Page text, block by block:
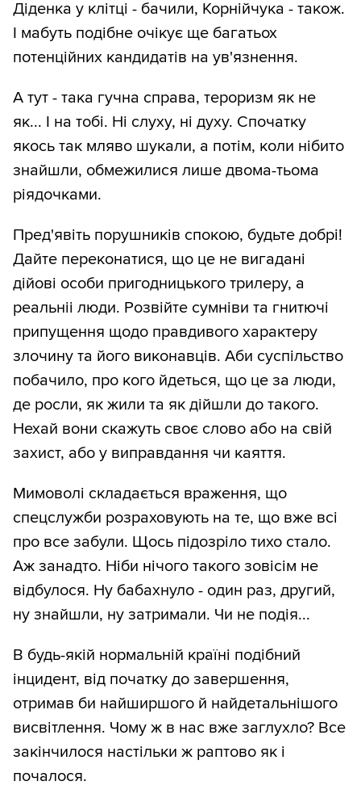
Діденка у клітці - бачили, Корнійчука - також.
І мабуть подібне очікує ще багатьох
потенційних кандидатів на ув'язнення.
А тут - така гучна справа, тероризм як не
як... І на тобі. Ні слуху, ні духу. Спочатку
якось так мляво шукали, а потім, коли нібито
знайшли, обмежилися лише двома-тьома
ріядочками.
Пред'явіть порушників спокою, будьте добрі!
Дайте переконатися, що це не вигадані
дійові особи пригодницького трилеру, а
реальніі люди. Розвійте сумніви та гнитючі
припущення щодо правдивого характеру
злочину та його виконавців. Аби суспільство
побачило, про кого йдеться, що це за люди,
де росли, як жили та як дійшли до такого.
Нехай вони скажуть своє слово або на свій
захист, або у виправдання чи каяття.
Мимоволі складається враження, що
спецслужби розраховують на те, що вже всі
про все забули. Щось підозріло тихо стало.
Аж занадто. Ніби нічого такого зовісім не
відбулося. Ну бабахнуло - один раз, другий,
ну знайшли, ну затримали. Чи не подія...
В будь-якій нормальній країні подібний
інцидент, від початку до завершення,
отримав би найширшого й найдетальнішого
висвітлення. Чому ж в нас вже заглухло? Все
закінчилося настільки ж раптово як і
почалося.